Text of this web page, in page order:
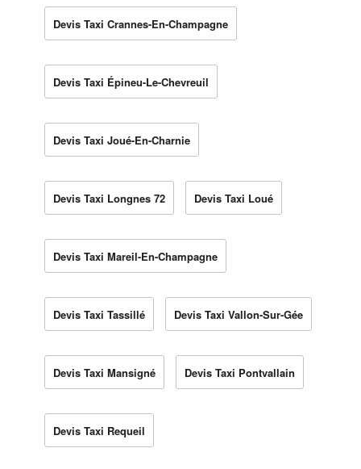
Devis Taxi Crannes-En-Champagne
Devis Taxi Épineu-Le-Chevreuil
Devis Taxi Joué-En-Charnie
Devis Taxi Longnes 72 Devis Taxi Loué
Devis Taxi Mareil-En-Champagne
Devis Taxi Tassillé Devis Taxi Vallon-Sur-Gée
Devis Taxi Mansigné Devis Taxi Pontvallain
Devis Taxi Requeil